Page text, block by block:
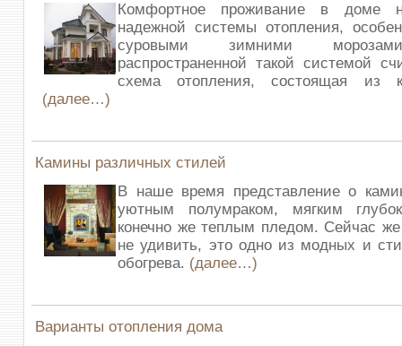
Комфортное проживание в доме
надежной системы отопления,
суровыми зимними
распространенной такой системой
схема отопления, состоящая из
(далее…)
Камины различных стилей
В наше время представление о
уютным полумраком, мягким
конечно же теплым пледом. Сейчас же
не удивить, это одно из модных и
обогрева. (далее…)
Варианты отопления дома